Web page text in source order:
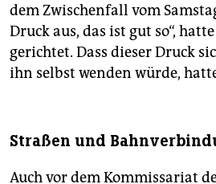
dem Zwischenfall vom
Druck aus, das ist gut so“,
gerichtet. Dass dieser Druck
ihn selbst wenden würde,
Straßen und
Auch vor dem Kommissariat